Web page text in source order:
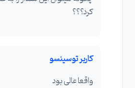
کرد؟؟؟
کاربر توسینسو
واقعا عالی بود